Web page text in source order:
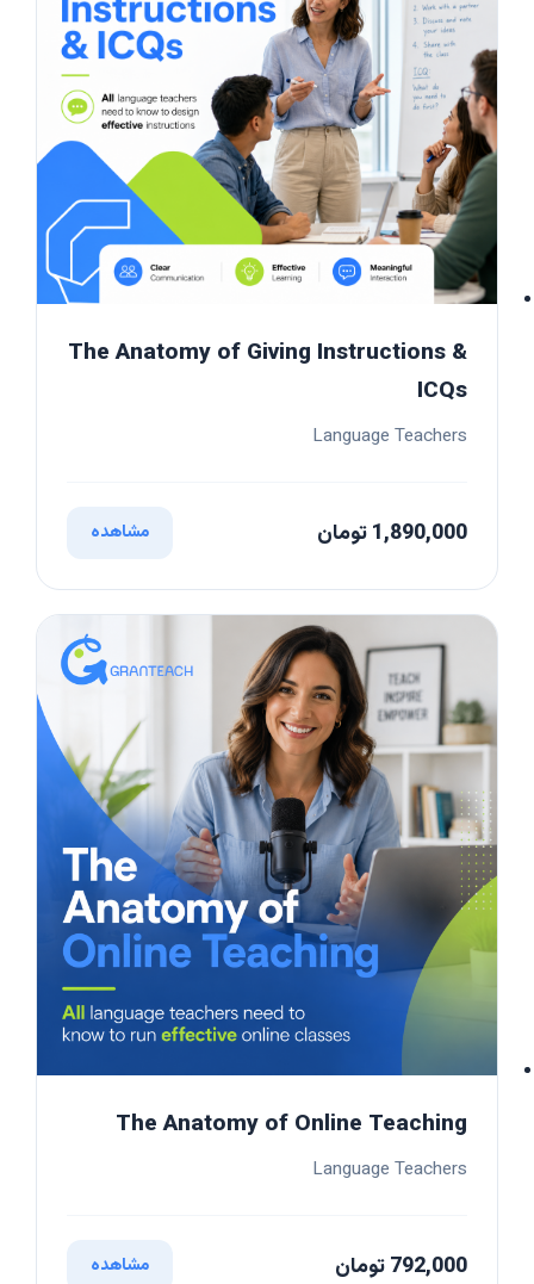
The Anatomy of Giving Instructions &
ICQs
Language Teachers
1,890,000 تومان مشاهده
The Anatomy of Online Teaching
Language Teachers
792,000 تومان مشاهده